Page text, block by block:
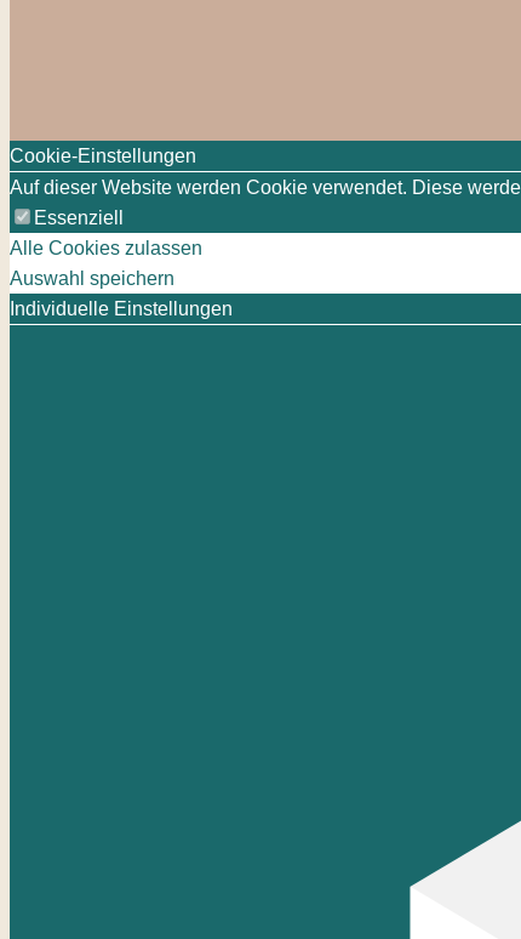
Cookie-Einstellungen
Auf dieser Website werden Cookie verwendet. Diese
Essenziell
Alle Cookies zulassen
Auswahl speichern
Individuelle Einstellungen